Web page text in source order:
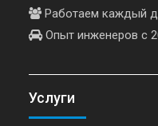
Работаем каждый
Опыт инженеров с
Услуги